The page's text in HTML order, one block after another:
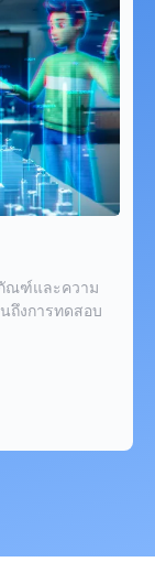
ณฑ์และความ
ถึงการทดสอบ